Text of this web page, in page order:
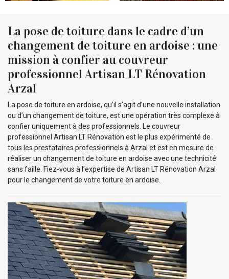
La pose de toiture dans le cadre d’un
changement de toiture en ardoise : une
mission à confier au couvreur
professionnel Artisan LT Rénovation
Arzal
La pose de toiture en ardoise, qu’il s’agit d’une nouvelle installation
ou d’un changement de toiture, est une opération très complexe à
confier uniquement à des professionnels. Le couvreur
professionnel Artisan LT Rénovation est le plus expérimenté de
tous les prestataires professionnels à Arzal et est en mesure de
réaliser un changement de toiture en ardoise avec une technicité
sans faille. Fiez-vous à l’expertise de Artisan LT Rénovation Arzal
pour le changement de votre toiture en ardoise.